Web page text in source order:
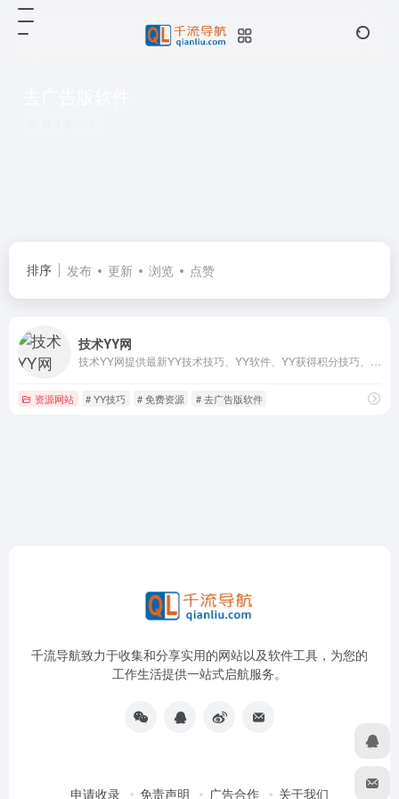
排序 发布 更新 浏览 点赞
技术YY网
资源网站 # YY技巧 # 免费资源 # 去广告版软件
千流导航致力于收集和分享实用的网站以及软件工具，为您的
工作生活提供一站式启航服务。
申请收录 免责声明 广告合作 关于我们